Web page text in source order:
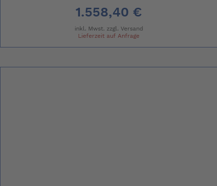
1.558,40 €
inkl. Mwst. zzgl. Versand
Lieferzeit auf Anfrage